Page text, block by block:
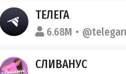
ТЕЛЕГА
6.68M
СЛИВАНУС